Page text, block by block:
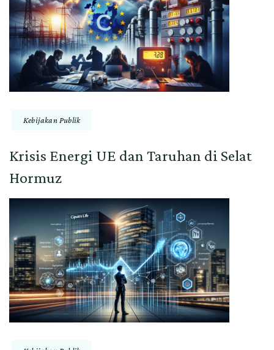
Kebijakan Publik
Krisis Energi UE dan Taruhan di Selat
Hormuz